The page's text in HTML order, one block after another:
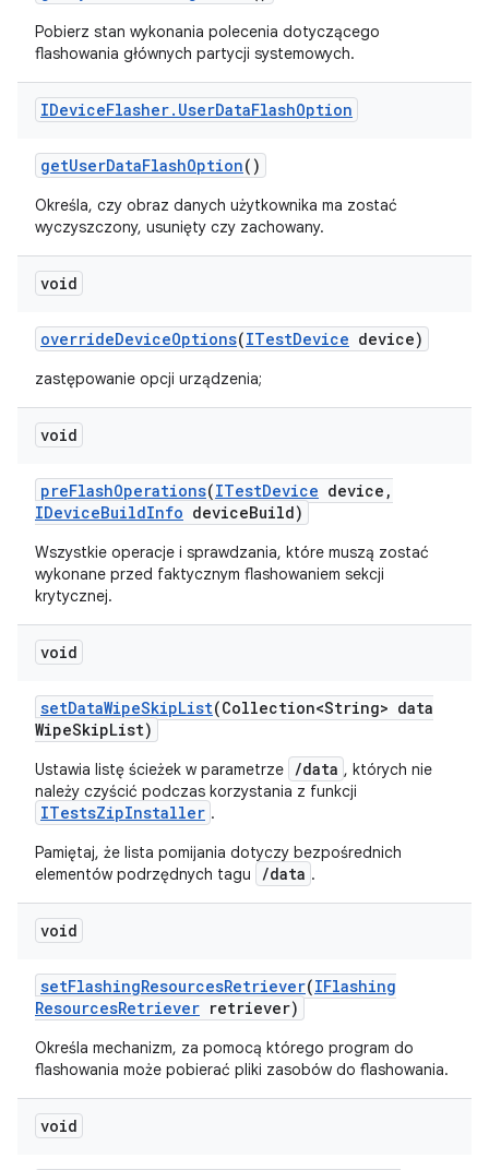
Pobierz stan wykonania polecenia dotyczącego
flashowania głównych partycji systemowych.
IDeviceFlasher. UserDataFlashOption
getUserDataFlashOption()
Określa, czy obraz danych użytkownika ma zostać
wyczyszczony, usunięty czy zachowany.
void
overrideDeviceOptions(ITestDevice device)
zastępowanie opcji urządzenia;
void
preFlashOperations(ITestDevice device ,
IDeviceBuildInfo deviceBuild)
Wszystkie operacje i sprawdzania, które muszą zostać
wykonane przed faktycznym flashowaniem sekcji
krytycznej.
void
setDataWipeSkipList(Collection<String> data
WipeSkipList)
Ustawia listę ścieżek w parametrze /data , których nie
należy czyścić podczas korzystania z funkcji
ITestsZipInstaller .
Pamiętaj, że lista pomijania dotyczy bezpośrednich
elementów podrzędnych tagu
/data .
void
setFlashingResourcesRetriever(IFlashing
ResourcesRetriever retriever)
Określa mechanizm, za pomocą którego program do
flashowania może pobierać pliki zasobów do flashowania.
void